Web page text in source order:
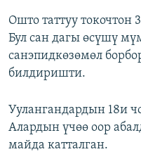
Ошто таттуу
Бул сан дагы өсүшү
санэпидкөзөмөл
билдиришти.
Уулангандардын 18и
Алардын үчөө оор
майда катталган.